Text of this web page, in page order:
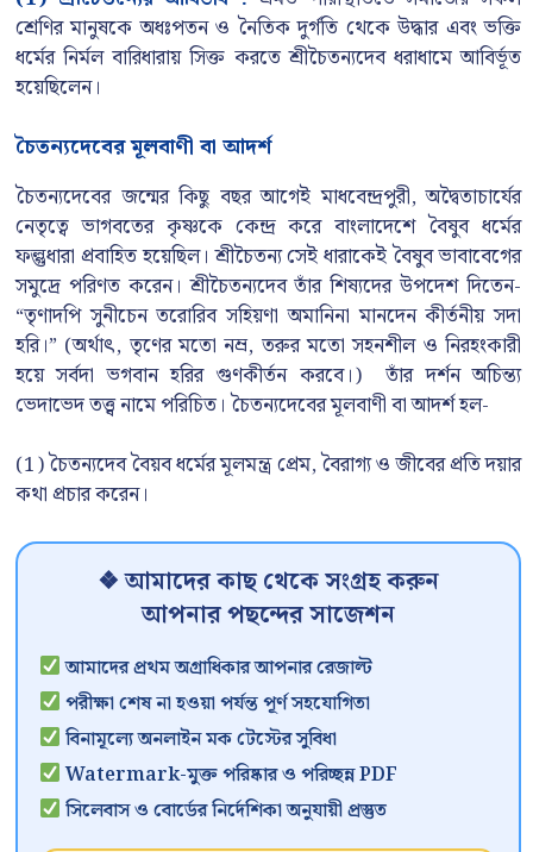
শ্রেণির মানুষকে অধঃপতন ও নৈতিক দুর্গতি থেকে উদ্ধার এবং ভক্তি
ধর্মের নির্মল বারিধারায় সিক্ত করতে শ্রীচৈতন্যদেব ধরাধামে আবির্ভূত
হয়েছিলেন।
চৈতন্যদেবের মূলবাণী বা আদর্শ
চৈতন্যদেবের জন্মের কিছু বছর আগেই মাধবেন্দ্রপুরী, অদ্বৈতাচার্যের
নেতৃত্বে ভাগবতের কৃষ্ণকে কেন্দ্র করে বাংলাদেশে বৈষুব ধর্মের
ফল্গুধারা প্রবাহিত হয়েছিল। শ্রীচৈতন্য সেই ধারাকেই বৈষুব ভাবাবেগের
সমুদ্রে পরিণত করেন। শ্রীচৈতন্যদেব তাঁর শিষ্যদের উপদেশ দিতেন-
“তৃণাদপি সুনীচেন তরোরিব সহিয়ণা অমানিনা মানদেন কীর্তনীয় সদা
হরি।” (অর্থাৎ, তৃণের মতো নম্র, তরুর মতো সহনশীল ও নিরহংকারী
হয়ে সর্বদা ভগবান হরির গুণকীর্তন করবে।) তাঁর দর্শন অচিন্ত্য
ভেদাভেদ তত্ত্ব নামে পরিচিত। চৈতন্যদেবের মূলবাণী বা আদর্শ হল-
(1) চৈতন্যদেব বৈয়ব ধর্মের মূলমন্ত্র প্রেম, বৈরাগ্য ও জীবের প্রতি দয়ার
কথা প্রচার করেন।
❖ আমাদের কাছ থেকে সংগ্রহ করুন
আপনার পছন্দের সাজেশন
আমাদের প্রথম অগ্রাধিকার আপনার রেজাল্ট
পরীক্ষা শেষ না হওয়া পর্যন্ত পূর্ণ সহযোগিতা
বিনামূল্যে অনলাইন মক টেস্টের সুবিধা
Watermark-মুক্ত পরিষ্কার ও পরিচ্ছন্ন PDF
সিলেবাস ও বোর্ডের নির্দেশিকা অনুযায়ী প্রস্তুত